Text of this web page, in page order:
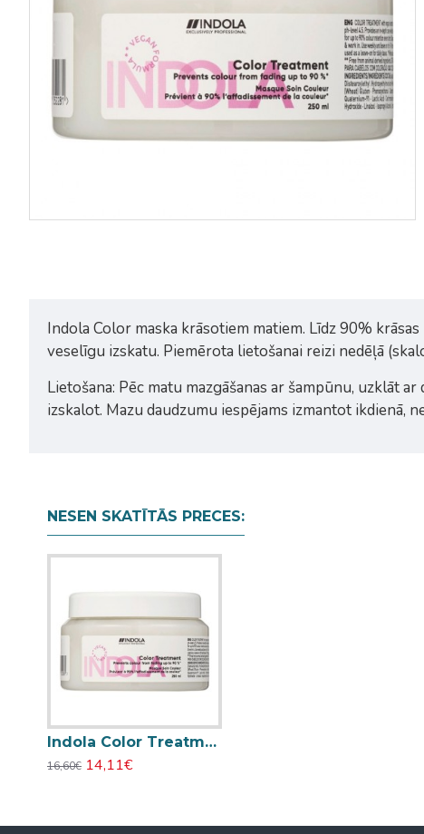
Indola Color maska krāsotiem matiem. Līdz 90%
veselīgu izskatu. Piemērota lietošanai reizi nedēļā
Lietošana: Pēc matu mazgāšanas ar šampūnu, uzklāt
izskalot. Mazu daudzumu iespējams izmantot ikdienā,
NESEN SKATĪTĀS PRECES:
Indola Color Treatment maska krāsotiem matiem 250ml
16,60€ 14,11€